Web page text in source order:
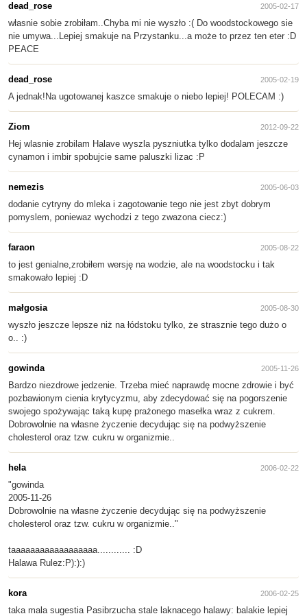
dead_rose 2005-02-17
własnie sobie zrobiłam..Chyba mi nie wyszło :( Do woodstockowego sie
nie umywa...Lepiej smakuje na Przystanku...a może to przez ten eter :D
PEACE
dead_rose 2005-02-19
A jednak!Na ugotowanej kaszce smakuje o niebo lepiej! POLECAM :)
Ziom 2012-09-22
Hej wlasnie zrobilam Halave wyszla pyszniutka tylko dodalam jeszcze
cynamon i imbir spobujcie same paluszki lizac :P
nemezis 2005-06-03
dodanie cytryny do mleka i zagotowanie tego nie jest zbyt dobrym
pomyslem, poniewaz wychodzi z tego zwazona ciecz:)
faraon 2005-08-22
to jest genialne,zrobiłem wersję na wodzie, ale na woodstocku i tak
smakowało lepiej :D
małgosia 2005-08-30
wyszło jeszcze lepsze niż na łódstoku tylko, że strasznie tego dużo o
o.. :)
gowinda 2005-11-26
Bardzo niezdrowe jedzenie. Trzeba mieć naprawdę mocne zdrowie i być
pozbawionym cienia krytycyzmu, aby zdecydować się na pogorszenie
swojego spożywając taką kupę prażonego masełka wraz z cukrem.
Dobrowolnie na własne życzenie decydując się na podwyższenie
cholesterol oraz tzw. cukru w organizmie..
hela 2006-02-22
"gowinda
2005-11-26
Dobrowolnie na własne życzenie decydując się na podwyższenie
cholesterol oraz tzw. cukru w organizmie.."
taaaaaaaaaaaaaaaaaa............ :D
Halawa Rulez:P):):)
kora 2006-02-25
taka mala sugestia Pasibrzucha stale laknacego halawy: balakie lepiej